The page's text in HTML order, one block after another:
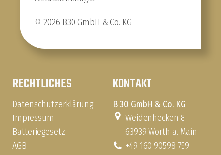
© 2026 B30 GmbH & Co. KG
RECHTLICHES
Datenschutzerklärung
Impressum
Batteriegesetz
AGB
KONTAKT
B 30 GmbH & Co. KG
Weidenhecken 8
63939 Wörth a. Main
+49 160 90598 759